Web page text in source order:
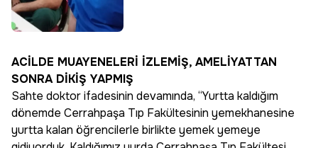
ACİLDE MUAYENELERİ İZLEMİŞ, AMELİYATTAN
SONRA DİKİŞ YAPMIŞ
Sahte doktor ifadesinin devamında, “Yurtta kaldığım
dönemde Cerrahpaşa Tıp Fakültesinin yemekhanesine
yurtta kalan öğrencilerle birlikte yemek yemeye